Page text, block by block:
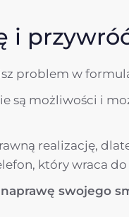
i
problem w
są możliwości i
realizację,
który wraca
swojego